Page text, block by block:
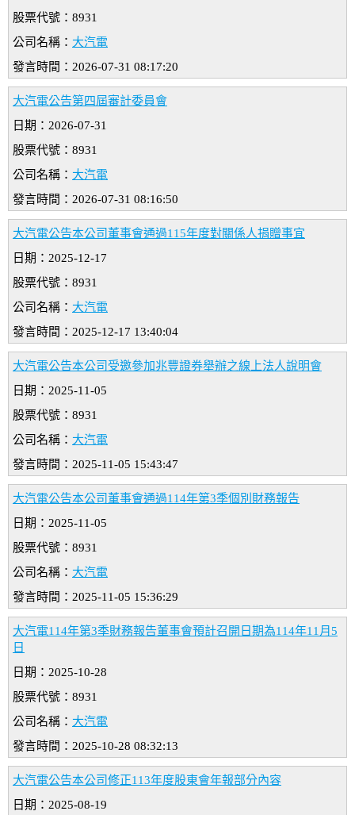
股票代號：8931
公司名稱： 大汽電
發言時間：2026-07-31 08:17:20
大汽電公告第四屆審計委員會
日期：2026-07-31
股票代號：8931
公司名稱： 大汽電
發言時間：2026-07-31 08:16:50
大汽電公告本公司董事會通過115年度對關係人捐贈事宜
日期：2025-12-17
股票代號：8931
公司名稱： 大汽電
發言時間：2025-12-17 13:40:04
大汽電公告本公司受邀參加兆豐證券舉辦之線上法人說明會
日期：2025-11-05
股票代號：8931
公司名稱： 大汽電
發言時間：2025-11-05 15:43:47
大汽電公告本公司董事會通過114年第3季個別財務報告
日期：2025-11-05
股票代號：8931
公司名稱： 大汽電
發言時間：2025-11-05 15:36:29
大汽電114年第3季財務報告董事會預計召開日期為114年11月5
日
日期：2025-10-28
股票代號：8931
公司名稱： 大汽電
發言時間：2025-10-28 08:32:13
大汽電公告本公司修正113年度股東會年報部分內容
日期：2025-08-19